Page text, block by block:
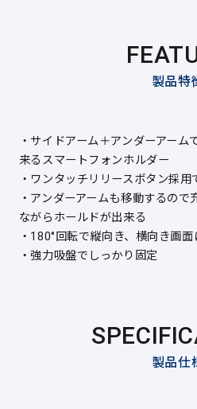
製品特
・サイドアーム＋アンダーアー
来るスマートフォンホルダー
・ワンタッチリリースボタン採
・アンダーアームも移動するの
ながらホールドが出来る
・180°回転で縦向き、横向き画面
・強力吸盤でしっかり固定
製品仕